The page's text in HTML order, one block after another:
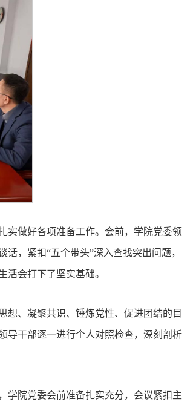
实做好各项准备工作。会前，学院党委领
，紧扣“五个带头”深入查找突出问题，
会打下了坚实基础。
想、凝聚共识、锤炼党性、促进团结的目
导干部逐一进行个人对照检查，深刻剖析
学院党委会前准备扎实充分，会议紧扣主